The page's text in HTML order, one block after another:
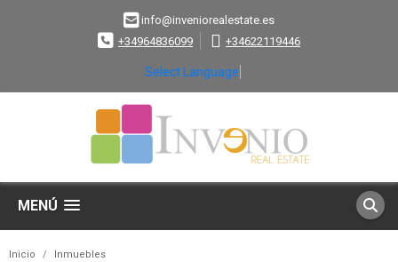
info@inveniorealestate.es
+34964836099
+34622119446
Select Language
MENÚ
Inicio Inmuebles